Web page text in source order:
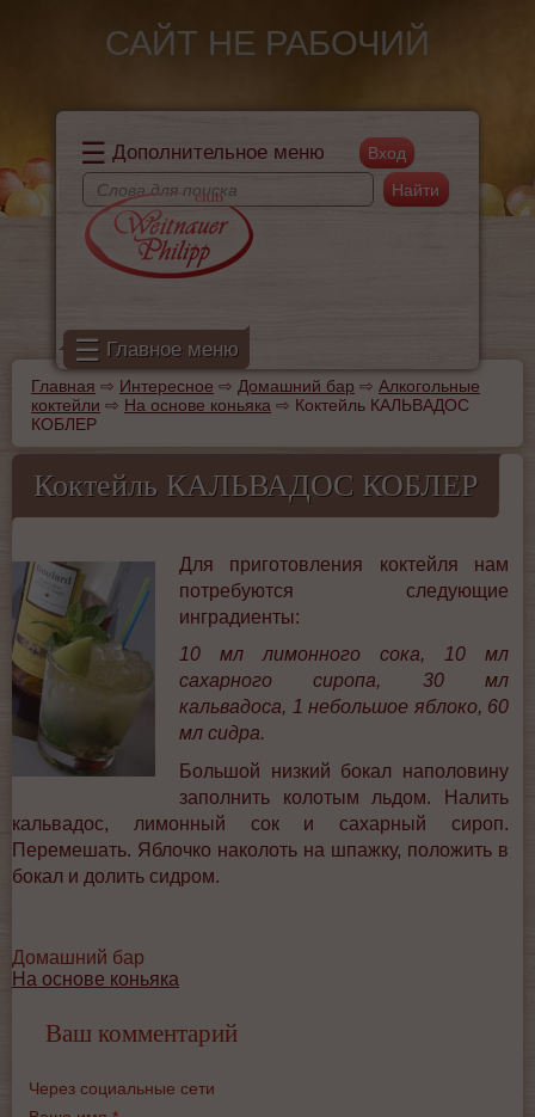
САЙТ НЕ РАБОЧИЙ
☰ Дополнительное меню
Форма поиска
Поиск
☰ Главное меню
Вы здесь
Главная ⇨ Интересное ⇨ Домашний бар ⇨ Алкогольные
коктейли ⇨ На основе коньяка ⇨ Коктейль КАЛЬВАДОС
КОБЛЕР
Коктейль КАЛЬВАДОС КОБЛЕР
Для приготовления коктейля нам
потребуются следующие
инградиенты:
10 мл лимонного сока, 10 мл
сахарного сиропа, 30 мл
кальвадоса, 1 небольшое яблоко, 60
мл сидра.
Большой низкий бокал наполовину
заполнить колотым льдом. Налить
кальвадос, лимонный сок и сахарный сироп.
Перемешать. Яблочко наколоть на шпажку, положить в
бокал и долить сидром.
Домашний бар
На основе коньяка
Ваш комментарий
Через социальные сети